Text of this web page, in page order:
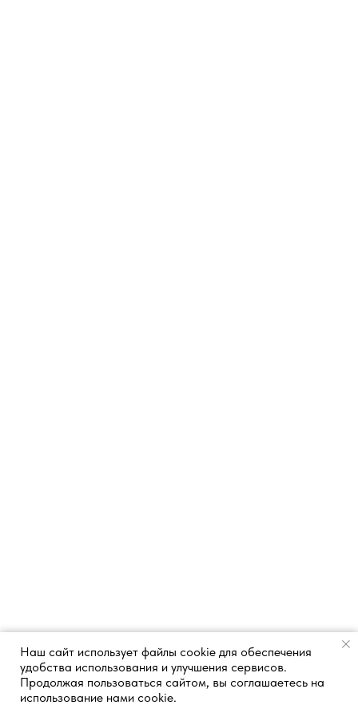
Наш сайт использует файлы cookie для обеспечения
удобства использования и улучшения сервисов.
Продолжая пользоваться сайтом, вы соглашаетесь на
использование нами cookie.